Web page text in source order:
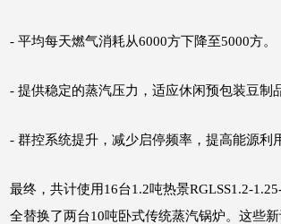
-平均每天燃气消耗从6000方下降至5000方。
-提供稳定的蒸汽压力，适应休闲预包装豆制
-群控系统提升，减少启停频率，提高能源利
最终，共计使用16台1.2吨热景RGLSS1.2-
全替换了两台10吨卧式传统蒸汽锅炉。这些